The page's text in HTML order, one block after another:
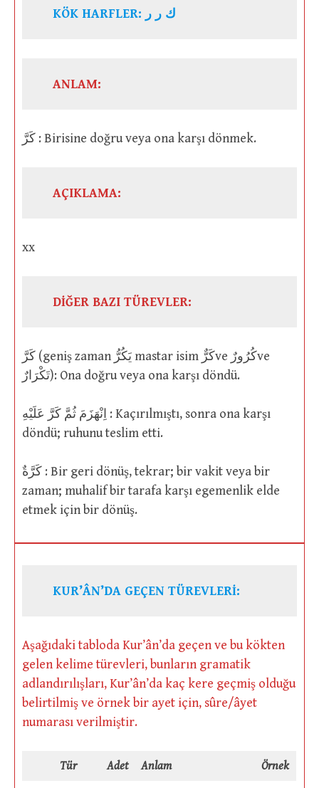
KÖK HARFLER: ك ر ر
ANLAM:
كَرَّ : Birisine doğru veya ona karşı dönmek.
AÇIKLAMA:
xx
DİĞER BAZI TÜREVLER:
كَرَّ (geniş zaman يَكُرُّ mastar isim كَرٌّve كُرُورٌve
تَكْرَارٌ): Ona doğru veya ona karşı döndü.
اِنْهَزَمَ ثُمَّ كَرَّ عَلَيْهِ : Kaçırılmıştı, sonra ona karşı
döndü; ruhunu teslim etti.
كَرَّةٌ : Bir geri dönüş, tekrar; bir vakit veya bir
zaman; muhalif bir tarafa karşı egemenlik elde
etmek için bir dönüş.
KUR’ÂN’DA GEÇEN TÜREVLERİ:
Aşağıdaki tabloda Kur’ân’da geçen ve bu kökten
gelen kelime türevleri, bunların gramatik
adlandırılışları, Kur’ân’da kaç kere geçmiş olduğu
belirtilmiş ve örnek bir ayet için, sûre/âyet
numarası verilmiştir.
Tür Adet Anlam Örnek